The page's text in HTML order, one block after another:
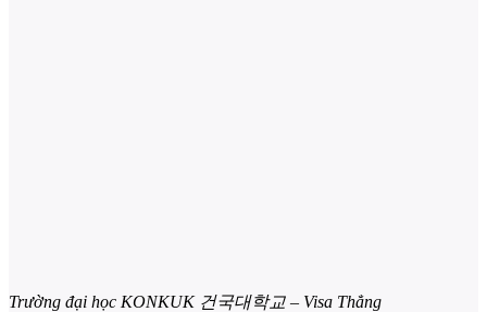
Trường đại học KONKUK 건국대학교 – Visa Thẳng